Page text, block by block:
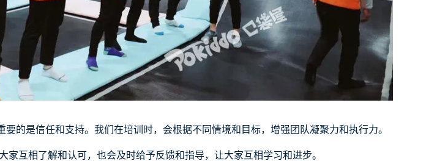
的是信任和支持。我们在培训时，会根据不同情境和目标，增强团队凝聚力和执行力。
家互相了解和认可，也会及时给予反馈和指导，让大家互相学习和进步。